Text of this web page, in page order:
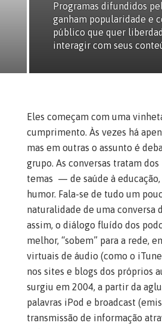
Programas difundidos
ganham popularidade e
público que quer
interagir com seus
Eles começam com uma
cumprimento. Às vezes há
mas em outras o assunto é
grupo. As conversas tratam dos
temas — de saúde à educação,
humor. Fala-se de tudo um
naturalidade de uma conversa
assim, o diálogo fluído dos
melhor, “sobem” para a rede,
virtuais de áudio (como o
nos sites e blogs dos próprios
surgiu em 2004, a partir da
palavras iPod e broadcast
transmissão de informação